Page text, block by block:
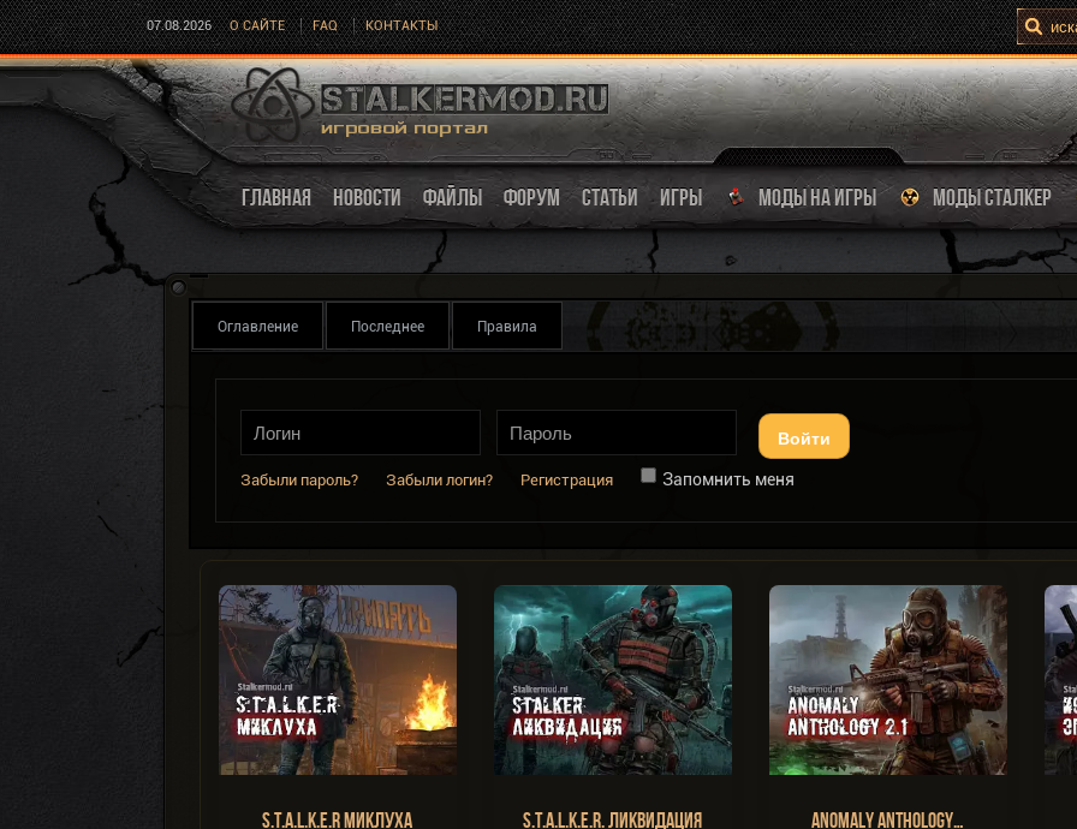
07.08.2026 О САЙТЕ FAQ КОНТАКТЫ
ГЛАВНАЯ НОВОСТИ ФАЙЛЫ ФОРУМ СТАТЬИ ИГРЫ МОДЫ НА ИГРЫ МОДЫ СТАЛКЕР
Оглавление Последнее Правила
Войти
Забыли пароль? Забыли логин? Регистрация Запомнить меня
S.T.A.L.K.E.R Миклуха S.T.A.L.K.E.R. Ликвидация Anomaly Anthology…